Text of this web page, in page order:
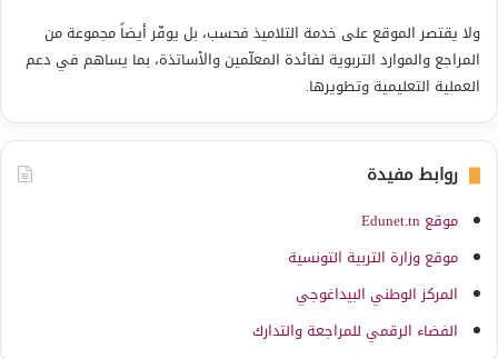
ولا يقتصر الموقع على خدمة التلاميذ فحسب، بل يوفّر أيضاً مجموعة من
المراجع والموارد التربوية لفائدة المعلّمين والأساتذة، بما يساهم في دعم
العملية التعليمية وتطويرها.
روابط مفيدة
موقع Edunet.tn
موقع وزارة التربية التونسية
المركز الوطني البيداغوجي
الفضاء الرقمي للمراجعة والتدارك